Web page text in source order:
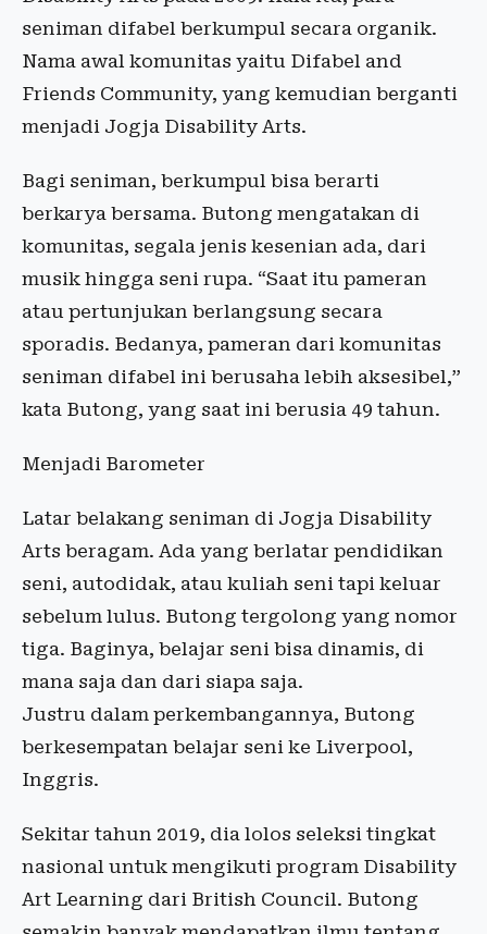
seniman difabel berkumpul secara organik.
Nama awal komunitas yaitu Difabel and
Friends Community, yang kemudian berganti
menjadi Jogja Disability Arts.
Bagi seniman, berkumpul bisa berarti
berkarya bersama. Butong mengatakan di
komunitas, segala jenis kesenian ada, dari
musik hingga seni rupa. “Saat itu pameran
atau pertunjukan berlangsung secara
sporadis. Bedanya, pameran dari komunitas
seniman difabel ini berusaha lebih aksesibel,”
kata Butong, yang saat ini berusia 49 tahun.
Menjadi Barometer
Latar belakang seniman di Jogja Disability
Arts beragam. Ada yang berlatar pendidikan
seni, autodidak, atau kuliah seni tapi keluar
sebelum lulus. Butong tergolong yang nomor
tiga. Baginya, belajar seni bisa dinamis, di
mana saja dan dari siapa saja.
Justru dalam perkembangannya, Butong
berkesempatan belajar seni ke Liverpool,
Inggris.
Sekitar tahun 2019, dia lolos seleksi tingkat
nasional untuk mengikuti program Disability
Art Learning dari British Council. Butong